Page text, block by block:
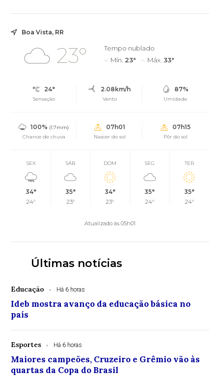
Boa Vista, RR
23°
Tempo nublado
Mín. 23° Máx. 33°
24°
Sensação
2.08km/h
Vento
87%
Umidade
100% (1.7mm)
Chance de chuva
07h01
Nascer do sol
07h15
Pôr do sol
SEX
34°
24°
SÁB
35°
23°
DOM
34°
23°
SEG
35°
24°
TER
35°
24°
Atualizado às 05h01
Últimas notícias
Educação Há 6 horas
Ideb mostra avanço da educação básica no
país
Esportes Há 6 horas
Maiores campeões, Cruzeiro e Grêmio vão às
quartas da Copa do Brasil